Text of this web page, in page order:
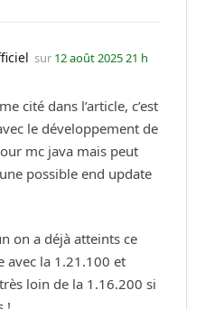
sur 12 août 2025 21 h
cité dans l’article, c’est
le développement de
mc java mais peut
possible end update
on a déjà atteints ce
avec la 1.21.100 et
loin de la 1.16.200 si